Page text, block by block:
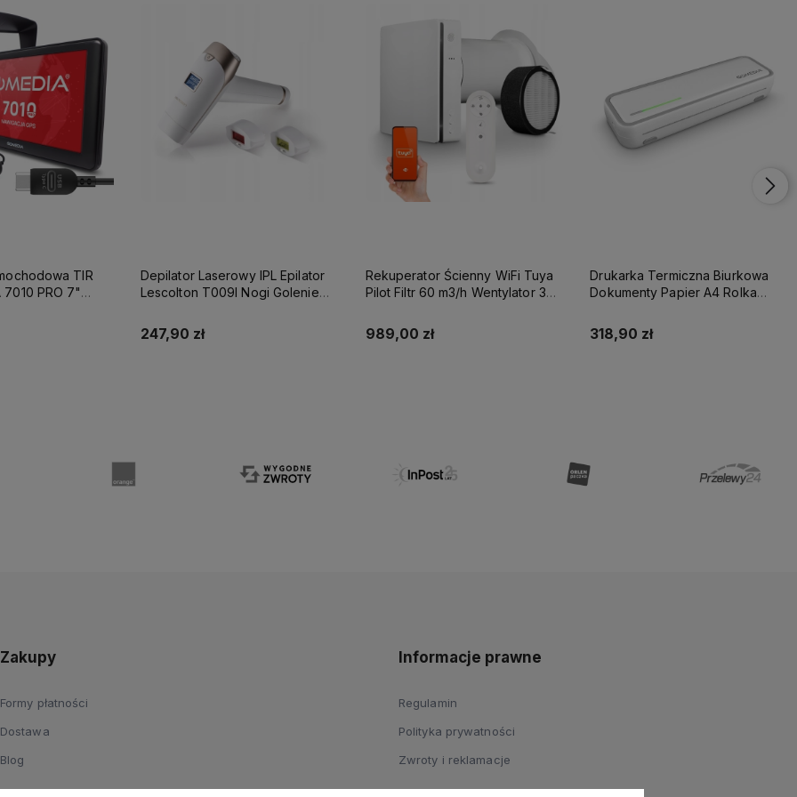
TIR
7010 PRO 7"
Depilator Laserowy IPL Epilator
Lescolton T009I Nogi Golenie
247,90 zł
Rekuperator Ścienny WiFi Tuya
Pilot Filtr 60 m3/h Wentylator 3
989,00 zł
Drukarka Termiczna Biurkowa
Dokumenty Papier A4 Rolka
318,90 zł
Zakupy
Formy płatności
Dostawa
Blog
Informacje prawne
Regulamin
Polityka prywatności
Zwroty i reklamacje